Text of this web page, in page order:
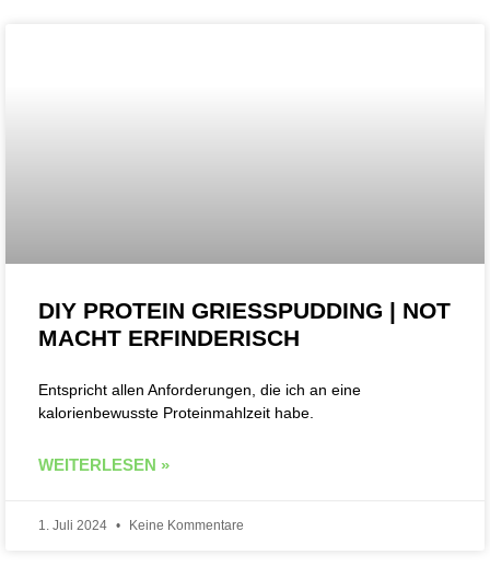
DIY PROTEIN GRIESSPUDDING | NOT M
ACHT ERFINDERISCH
Entspricht allen Anforderungen, die ich an eine
kalorienbewusste Proteinmahlzeit habe.
WEITERLESEN »
1. Juli 2024 Keine Kommentare